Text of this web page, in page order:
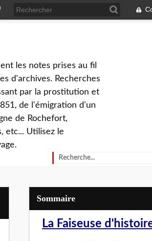
les notes prises au fil
d'archives. Recherches
par la prostitution et
de l'émigration d'un
de Rochefort,
etc... Utilisez le
Sommaire
La Faiseuse